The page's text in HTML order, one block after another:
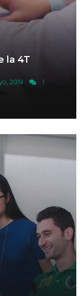
la 4T
2019
1